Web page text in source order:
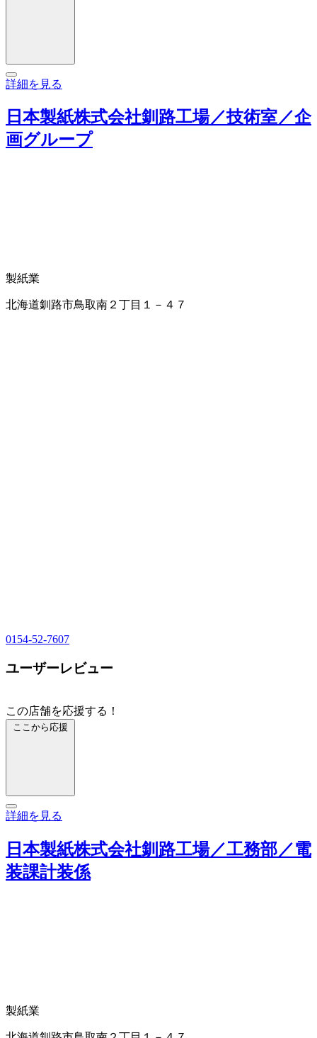
詳細を見る
日本製紙株式会社釧路工場／技術室／企
画グループ
製紙業
北海道釧路市鳥取南２丁目１－４７
0154-52-7607
ユーザーレビュー
この店舗を応援する！
ここから応援
詳細を見る
日本製紙株式会社釧路工場／工務部／電
装課計装係
製紙業